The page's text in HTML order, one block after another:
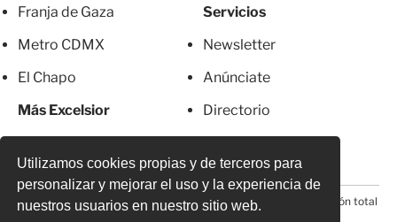
Utilizamos cookies propias y de terceros para
personalizar y mejorar el uso y la experiencia de
nuestros usuarios en nuestro sitio web.
Franja de Gaza
Metro CDMX
El Chapo
Más Excelsior
Servicios
Newsletter
Anúnciate
Directorio
© 2026 Todos los derechos reservados. Prohibida la reproducción total
o parcial, incluyendo cualquier medio electrónico*